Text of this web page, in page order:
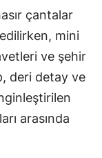
çantalar
mini
ve şehir
deri detay ve
arasında